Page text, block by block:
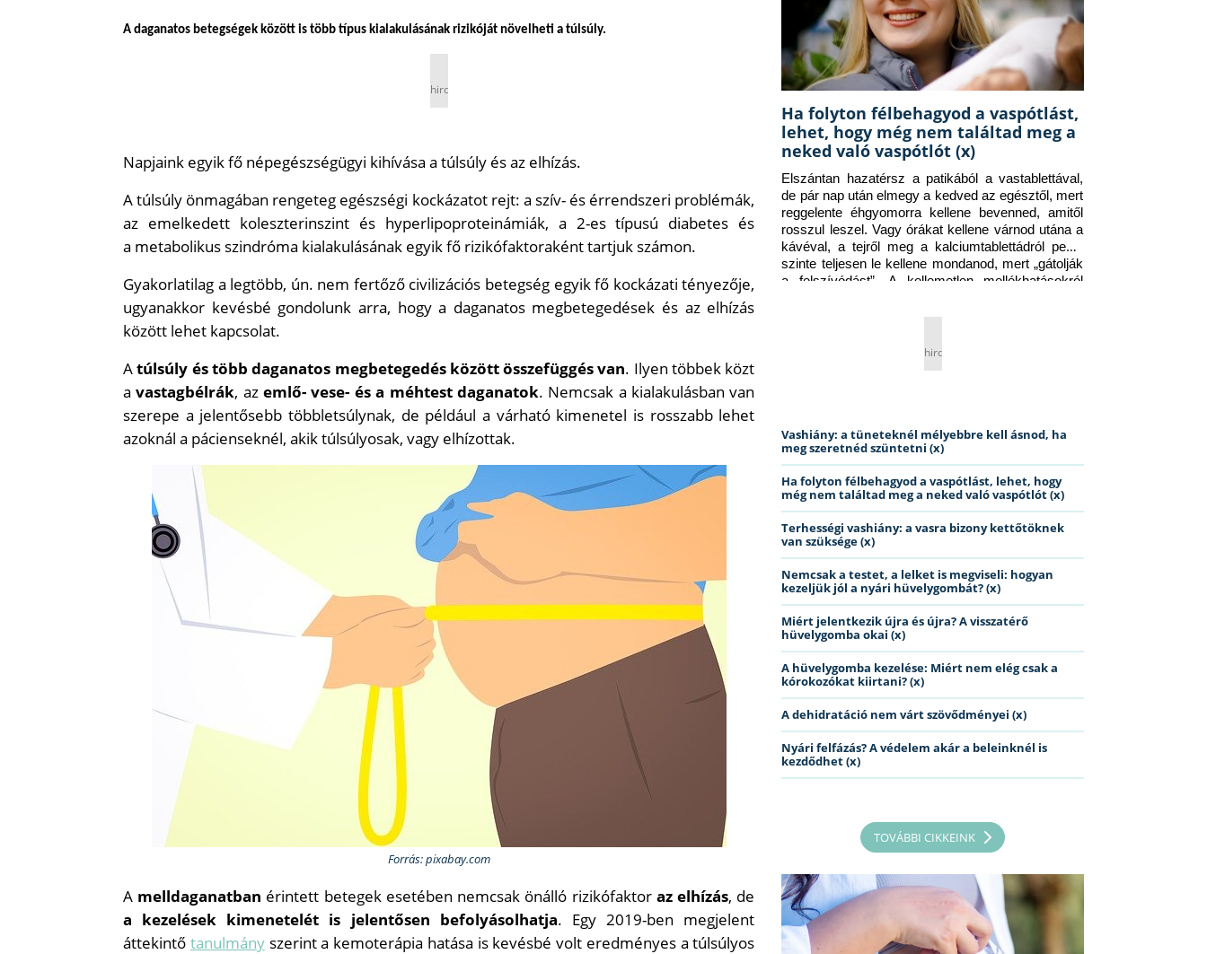
A daganatos betegségek között is több típus kialakulásának rizikóját növelheti a túlsúly.
hirdetés
Napjaink egyik fő népegészségügyi kihívása a túlsúly és az elhízás.
A túlsúly önmagában rengeteg egészségi kockázatot rejt: a szív- és érrendszeri problémák,
az emelkedett koleszterinszint és hyperlipoproteinámiák, a 2-es típusú diabetes és
a metabolikus szindróma kialakulásának egyik fő rizikófaktoraként tartjuk számon.
Gyakorlatilag a legtöbb, ún. nem fertőző civilizációs betegség egyik fő kockázati tényezője,
ugyanakkor kevésbé gondolunk arra, hogy a daganatos megbetegedések és az elhízás
között lehet kapcsolat.
Atúlsúly és több daganatos megbetegedés között összefüggés van. Ilyen többek közt
avastagbélrák, azemlő- vese- és a méhtest daganatok. Nemcsak a kialakulásban van
szerepe a jelentősebb többletsúlynak, de például a várható kimenetel is rosszabb lehet
azoknál a pácienseknél, akik túlsúlyosak, vagy elhízottak.
Forrás: pixabay.com
A melldaganatban érintett betegek esetében nemcsak önálló rizikófaktor az elhízás, de
a kezelések kimenetelét is jelentősen befolyásolhatja. Egy 2019-ben megjelent
áttekintő tanulmányszerint a kemoterápia hatása is kevésbé volt eredményes a túlsúlyos
Ha folyton félbehagyod a vaspótlást,
lehet, hogy még nem találtad meg a
neked való vaspótlót (x)
Elszántan hazatérsz a patikából a vastablettával,
de pár nap után elmegy a kedved az egésztől, mert
reggelente éhgyomorra kellene bevenned, amitől
rosszul leszel. Vagy órákat kellene várnod utána a
kávéval, a tejről meg a kalciumtablettádról pedig
szinte teljesen le kellene mondanod, mert „gátolják
a felszívódást”. A kellemetlen mellékhatásokról
hirdetés
Vashiány: a tüneteknél mélyebbre kell ásnod, ha
meg szeretnéd szüntetni (x)
Ha folyton félbehagyod a vaspótlást, lehet, hogy
még nem találtad meg a neked való vaspótlót (x)
Terhességi vashiány: a vasra bizony kettőtöknek
van szüksége (x)
Nemcsak a testet, a lelket is megviseli: hogyan
kezeljük jól a nyári hüvelygombát? (x)
Miért jelentkezik újra és újra? A visszatérő
hüvelygomba okai (x)
A hüvelygomba kezelése: Miért nem elég csak a
kórokozókat kiirtani? (x)
A dehidratáció nem várt szövődményei (x)
Nyári felfázás? A védelem akár a beleinknél is
kezdődhet (x)
TOVÁBBI CIKKEINK